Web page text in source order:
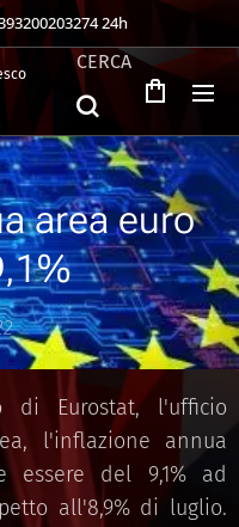
24h
CERCA
area euro
di Eurostat, l'ufficio
l'inflazione annua
essere del 9,1% ad
all'8,9% di luglio.